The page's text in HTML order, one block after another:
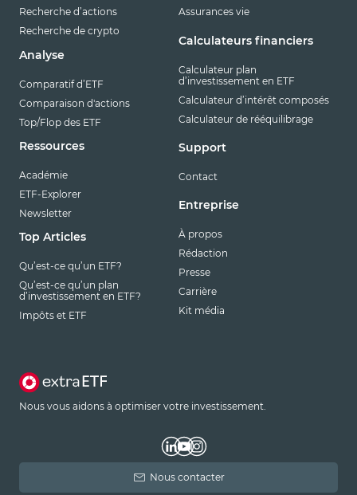
Recherche d’actions
Recherche de crypto
Analyse
Comparatif d’ETF
Comparaison d'actions
Top/Flop des ETF
Ressources
Académie
ETF-Explorer
Newsletter
Top Articles
Qu’est-ce qu’un ETF?
Qu’est-ce qu’un plan
d’investissement en ETF?
Impôts et ETF
Assurances vie
Calculateurs financiers
Calculateur plan
d’investissement en ETF
Calculateur d’intérêt composés
Calculateur de rééquilibrage
Support
Contact
Entreprise
À propos
Rédaction
Presse
Carrière
Kit média
Nous vous aidons à optimiser votre investissement.
Nous contacter